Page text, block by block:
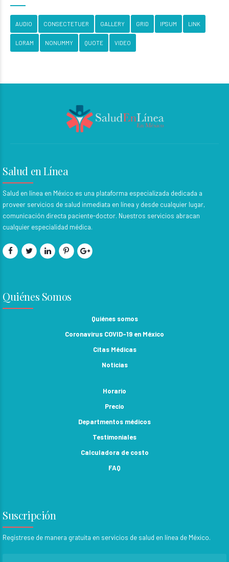
AUDIO CONSECTETUER GALLERY GRID IPSUM LINK
LORAM NONUMMY QUOTE VIDEO
Salud en Línea
Salud en línea en México es una plataforma especializada dedicada a
proveer servicios de salud inmediata en línea y desde cualquier lugar,
comunicación directa paciente-doctor. Nuestros servicios abracan
cualquier especialidad médica.
Quiénes Somos
Quiénes somos
Coronavirus COVID-19 en México
Citas Médicas
Noticias
Horario
Precio
Departmentos médicos
Testimoniales
Calculadora de costo
FAQ
Suscripción
Regístrese de manera gratuita en servicios de salud en línea de México.